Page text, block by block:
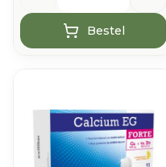
Bestel